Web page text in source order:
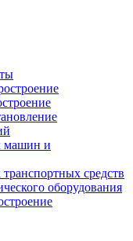
машин и
средств
оборудования